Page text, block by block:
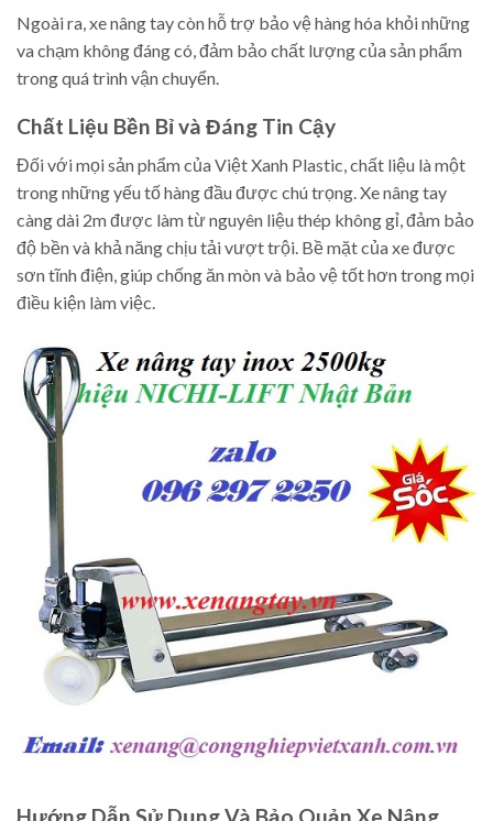
Ngoài ra, xe nâng tay còn hỗ trợ bảo vệ hàng hóa khỏi những
va chạm không đáng có, đảm bảo chất lượng của sản phẩm
trong quá trình vận chuyển.
Chất Liệu Bền Bỉ và Đáng Tin Cậy
Đối với mọi sản phẩm của Việt Xanh Plastic, chất liệu là một
trong những yếu tố hàng đầu được chú trọng. Xe nâng tay
càng dài 2m được làm từ nguyên liệu thép không gỉ, đảm bảo
độ bền và khả năng chịu tải vượt trội. Bề mặt của xe được
sơn tĩnh điện, giúp chống ăn mòn và bảo vệ tốt hơn trong mọi
điều kiện làm việc.
Hướng Dẫn Sử Dụng Và Bảo Quản Xe Nâng